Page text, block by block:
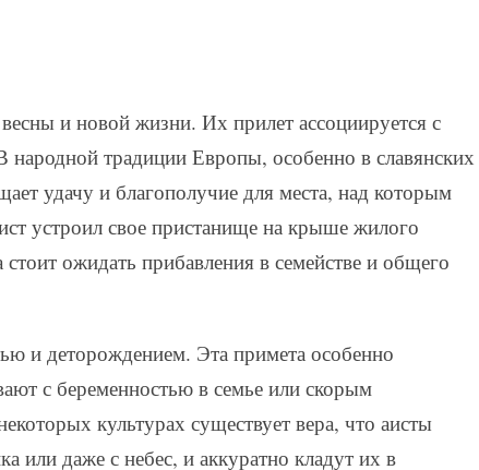
и новой жизни. Их прилет ассоциируется с
традиции Европы, особенно в славянских
удачу и благополучие для места, над которым
устроил свое пристанище на крыше жилого
ожидать прибавления в семействе и общего
и деторождением. Эта примета особенно
с беременностью в семье или скорым
культурах существует вера, что аисты
или даже с небес, и аккуратно кладут их в